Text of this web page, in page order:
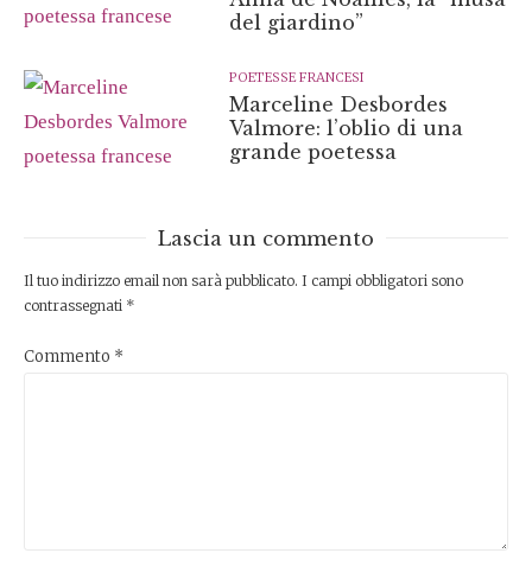
del giardino”
POETESSE FRANCESI
Marceline Desbordes
Valmore: l’oblio di una
grande poetessa
Lascia un commento
Il tuo indirizzo email non sarà pubblicato. I campi obbligatori sono
contrassegnati *
Commento *